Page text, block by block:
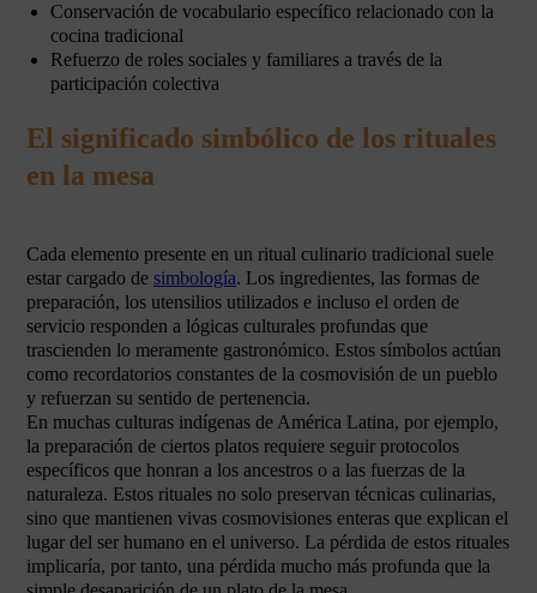
Conservación de vocabulario específico relacionado con la
cocina tradicional
Refuerzo de roles sociales y familiares a través de la
participación colectiva
El significado simbólico de los rituales
en la mesa
Cada elemento presente en un ritual culinario tradicional suele
estar cargado de simbología. Los ingredientes, las formas de
preparación, los utensilios utilizados e incluso el orden de
servicio responden a lógicas culturales profundas que
trascienden lo meramente gastronómico. Estos símbolos actúan
como recordatorios constantes de la cosmovisión de un pueblo
y refuerzan su sentido de pertenencia.
En muchas culturas indígenas de América Latina, por ejemplo,
la preparación de ciertos platos requiere seguir protocolos
específicos que honran a los ancestros o a las fuerzas de la
naturaleza. Estos rituales no solo preservan técnicas culinarias,
sino que mantienen vivas cosmovisiones enteras que explican el
lugar del ser humano en el universo. La pérdida de estos rituales
implicaría, por tanto, una pérdida mucho más profunda que la